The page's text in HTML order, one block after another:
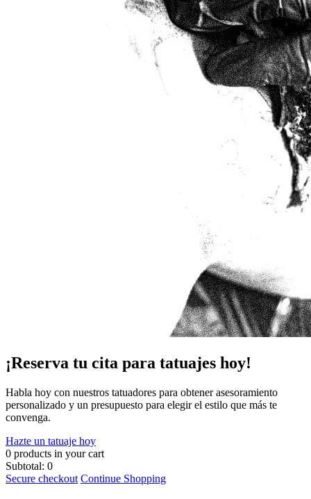
¡Reserva tu cita para tatuajes hoy!
Habla hoy con nuestros tatuadores para obtener asesoramiento
personalizado y un presupuesto para elegir el estilo que más te
convenga.
Hazte un tatuaje hoy
0 products in your cart
Subtotal: 0
Secure checkout Continue Shopping